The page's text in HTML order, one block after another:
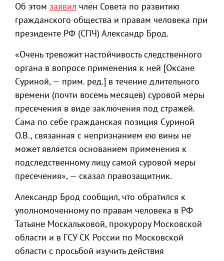
Об этом заявил член Совета по развитию
гражданского общества и правам человека при
президенте РФ (СПЧ) Александр Брод.
«Очень тревожит настойчивость следственного
органа в вопросе применения к ней [Оксане
Суриной, — прим. ред.] в течение длительного
времени (почти восемь месяцев) суровой меры
пресечения в виде заключения под стражей.
Сама по себе гражданская позиция Суриной
О.В., связанная с непризнанием ею вины не
может является основанием применения к
подследственному лицу самой суровой меры
пресечения», — сказал правозащитник.
Александр Брод сообщил, что обратился к
уполномоченному по правам человека в РФ
Татьяне Москальковой, прокурору Московской
области и в ГСУ СК России по Московской
области с просьбой изучить действия